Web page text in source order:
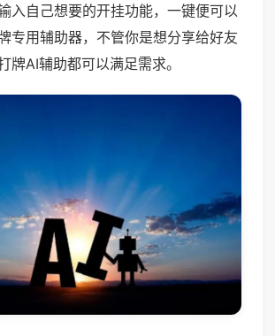
入自己想要的开挂功能，一键便可以
专用辅助器，不管你是想分享给好友
牌AI辅助都可以满足需求。